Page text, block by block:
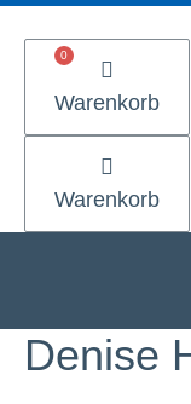
Inhalt
Warenkorb
Warenkorb
Denise